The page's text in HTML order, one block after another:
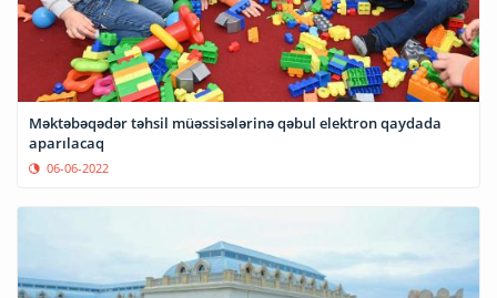
Məktəbəqədər təhsil müəssisələrinə qəbul elektron qaydada
aparılacaq
06-06-2022